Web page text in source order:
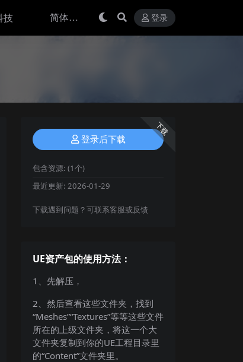
技 登录
下载
登录后下载
包含资源: (1个)
最近更新: 2026-01-29
下载遇到问题？可联系客服或反馈
UE资产包的使用方法：
1、先解压，
2、然后查看这些文件夹，找到
“Meshes”“Textures”等等这些文件
所在的上级文件夹，将这一个大
文件夹复制到你的UE工程目录里
的“Content”文件夹里。